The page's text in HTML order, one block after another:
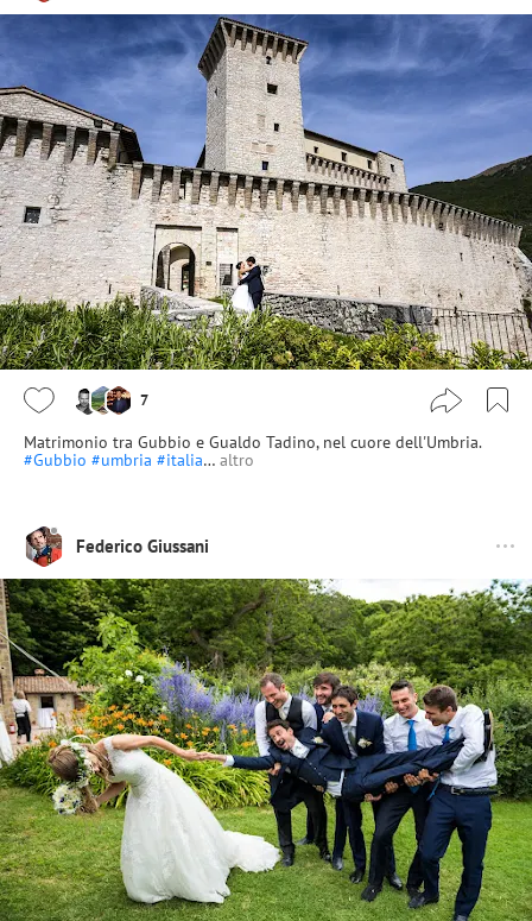
7
Matrimonio tra Gubbio e Gualdo Tadino, nel cuore dell'Umbria.
#Gubbio #umbria #italia… altro
Federico Giussani